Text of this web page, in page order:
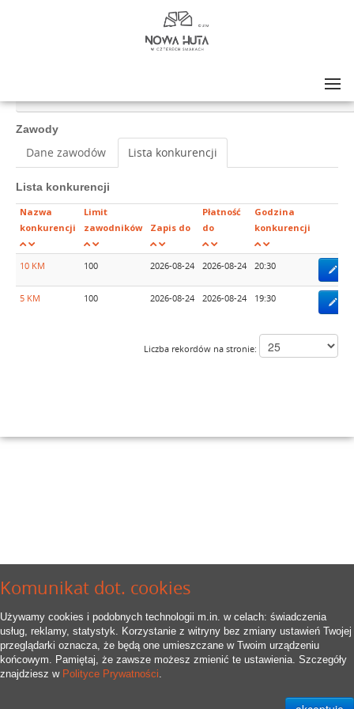
Komunikat dot. cookies
Używamy cookies i podobnych technologii m.in. w celach: świadczenia
usług, reklamy, statystyk. Korzystanie z witryny bez zmiany ustawień Twojej
przeglądarki oznacza, że będą one umieszczane w Twoim urządzeniu
końcowym. Pamiętaj, że zawsze możesz zmienić te ustawienia. Szczegóły
znajdziesz w Polityce Prywatności.
Zawody
Dane zawodów Lista konkurencji
Lista konkurencji
Nazwa
konkurencji
Limit
zawodników
Zapis do
Płatność
do
Godzina
konkurencji
10 KM 100 2026-08-24 2026-08-24 20:30
5 KM 100 2026-08-24 2026-08-24 19:30
Liczba rekordów na stronie: